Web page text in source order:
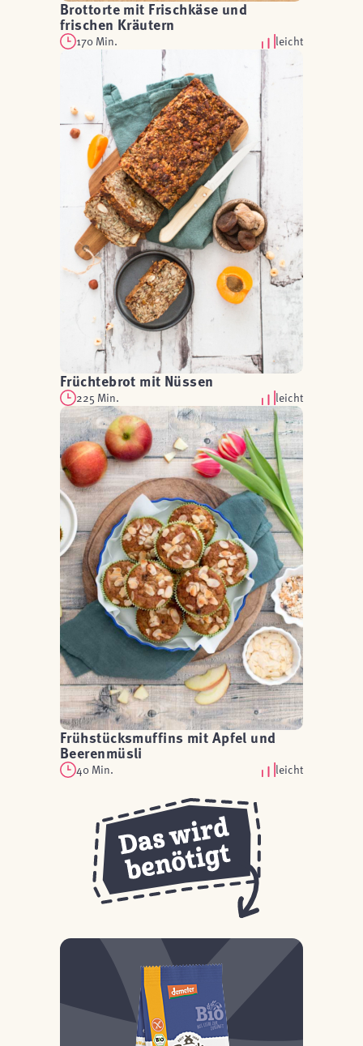
Brottorte mit Frischkäse und
frischen Kräutern
170 Min. leicht
Früchtebrot mit Nüssen
225 Min. leicht
Frühstücksmuffins mit Apfel und
Beerenmüsli
40 Min. leicht